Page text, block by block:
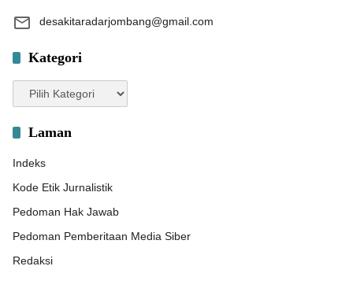
desakitaradarjombang@gmail.com
Kategori
Kategori
Laman
Indeks
Kode Etik Jurnalistik
Pedoman Hak Jawab
Pedoman Pemberitaan Media Siber
Redaksi